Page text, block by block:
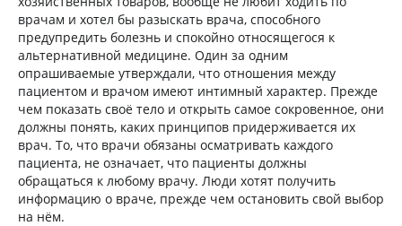
врачам и хотел бы разыскать врача, способного
предупредить болезнь и спокойно относящегося к
альтернативной медицине. Один за одним
опрашиваемые утверждали, что отношения между
пациентом и врачом имеют интимный характер. Прежде
чем показать своё тело и открыть самое сокровенное, они
должны понять, каких принципов придерживается их
врач. То, что врачи обязаны осматривать каждого
пациента, не означает, что пациенты должны
обращаться к любому врачу. Люди хотят получить
информацию о враче, прежде чем остановить свой выбор
на нём.